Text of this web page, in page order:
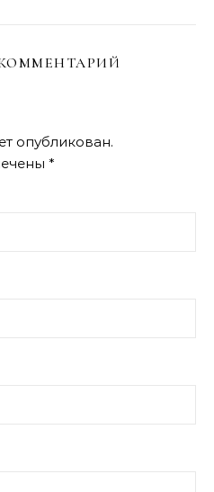
опубликован.
*